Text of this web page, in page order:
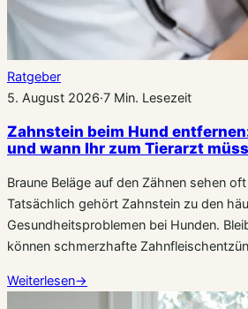
Ratgeber
5. August 2026·7 Min. Lesezeit
Zahnstein beim Hund
und wann Ihr zum Tierarzt
Braune Beläge auf den Zähnen sehen
Tatsächlich gehört Zahnstein zu den
Gesundheitsproblemen bei Hunden.
können schmerzhafte
Weiterlesen→